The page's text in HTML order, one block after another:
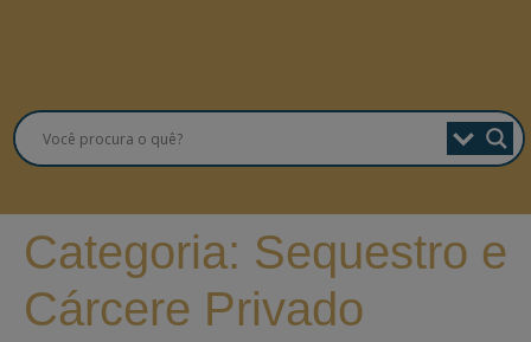
Categoria: Sequestro e
Cárcere Privado